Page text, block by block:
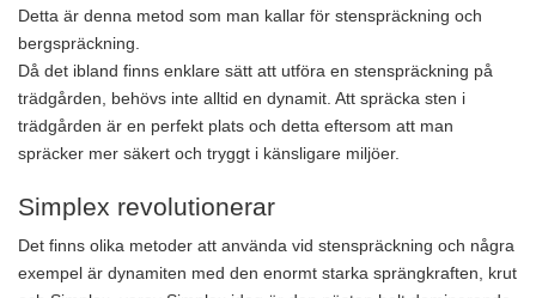
Detta är denna metod som man kallar för stenspräckning och
bergspräckning.
Då det ibland finns enklare sätt att utföra en stenspräckning på
trädgården, behövs inte alltid en dynamit. Att spräcka sten i
trädgården är en perfekt plats och detta eftersom att man
spräcker mer säkert och tryggt i känsligare miljöer.
Simplex revolutionerar
Det finns olika metoder att använda vid stenspräckning och några
exempel är dynamiten med den enormt starka sprängkraften, krut